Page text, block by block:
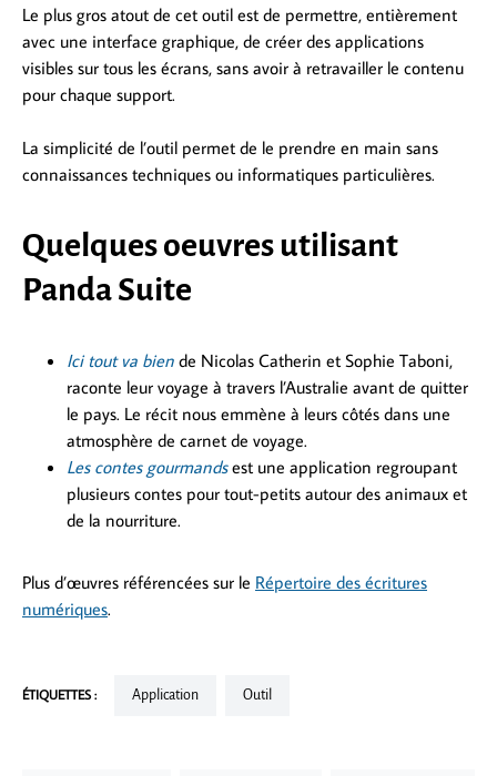
Le plus gros atout de cet outil est de permettre, entièrement
avec une interface graphique, de créer des applications
visibles sur tous les écrans, sans avoir à retravailler le contenu
pour chaque support.
La simplicité de l’outil permet de le prendre en main sans
connaissances techniques ou informatiques particulières.
Quelques oeuvres utilisant
Panda Suite
Ici tout va bien de Nicolas Catherin et Sophie Taboni,
raconte leur voyage à travers l’Australie avant de quitter
le pays. Le récit nous emmène à leurs côtés dans une
atmosphère de carnet de voyage.
Les contes gourmandsest une application regroupant
plusieurs contes pour tout-petits autour des animaux et
de la nourriture.
Plus d’œuvres référencées sur le Répertoire des écritures
numériques.
ÉTIQUETTES : Application Outil